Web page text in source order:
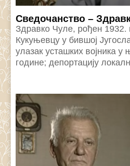
Сведочанство –
Здравко Чуле, рођен 1932.
Кукуњевцу у бившој
улазак усташких војника у
године; депортацију